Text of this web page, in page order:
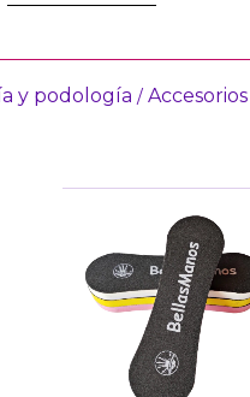
y podología / Accesorios